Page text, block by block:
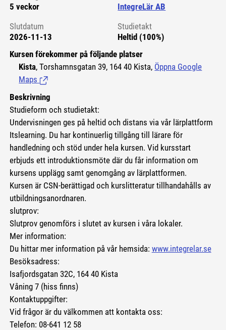
5 veckor
IntegreLär AB
Slutdatum
2026-11-13
Studietakt
Heltid (100%)
Kursen förekommer på följande platser
Kista, Torshamnsgatan 39, 164 40 Kista, Öppna Google
Maps (Länk till extern sida.)
Beskrivning
Studieform och studietakt:
Undervisningen ges på heltid och distans via vår lärplattform
Itslearning. Du har kontinuerlig tillgång till lärare för
handledning och stöd under hela kursen. Vid kursstart
erbjuds ett introduktionsmöte där du får information om
kursens upplägg samt genomgång av lärplattformen.
Kursen är CSN-berättigad och kurslitteratur tillhandahålls av
utbildningsanordnaren.
slutprov:
Slutprov genomförs i slutet av kursen i våra lokaler.
Mer information:
Du hittar mer information på vår hemsida: www.integrelar.se
Besöksadress:
Isafjordsgatan 32C, 164 40 Kista
Våning 7 (hiss finns)
Kontaktuppgifter:
Vid frågor är du välkommen att kontakta oss:
Telefon: 08-641 12 58